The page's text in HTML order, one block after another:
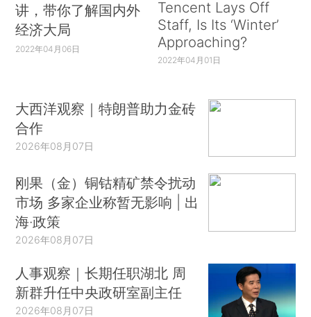
讲，带你了解国内外
经济大局
2022年04月06日
Tencent Lays Off
Staff, Is Its ‘Winter’
Approaching?
2022年04月01日
大西洋观察｜特朗普助力金砖
合作
2026年08月07日
刚果（金）铜钴精矿禁令扰动
市场 多家企业称暂无影响 | 出
海·政策
2026年08月07日
人事观察｜长期任职湖北 周
新群升任中央政研室副主任
2026年08月07日